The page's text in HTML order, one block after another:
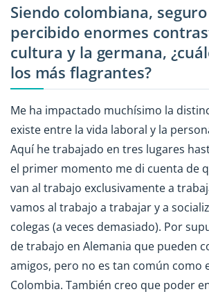
Siendo colombiana,
percibido enormes
cultura y la germana,
los más flagrantes?
Me ha impactado muchísimo la
existe entre la vida laboral y la
Aquí he trabajado en tres lugares
el primer momento me di cuenta de
van al trabajo exclusivamente a
vamos al trabajo a trabajar y a
colegas (a veces demasiado). Por
de trabajo en Alemania que pueden
amigos, pero no es tan común como
Colombia. También creo que poder